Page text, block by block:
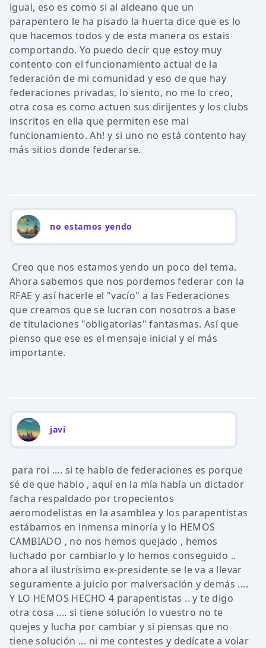
igual, eso es como si al aldeano que un
parapentero le ha pisado la huerta dice que es lo
que hacemos todos y de esta manera os estais
comportando. Yo puedo decir que estoy muy
contento con el funcionamiento actual de la
federación de mi comunidad y eso de que hay
federaciones privadas, lo siento, no me lo creo,
otra cosa es como actuen sus dirijentes y los clubs
inscritos en ella que permiten ese mal
funcionamiento. Ah! y si uno no está contento hay
más sitios donde federarse.
no estamos yendo
Creo que nos estamos yendo un poco del tema.
Ahora sabemos que nos pordemos federar con la
RFAE y así hacerle el "vacío" a las Federaciones
que creamos que se lucran con nosotros a base
de titulaciones "obligatorias" fantasmas. Así que
pienso que ese es el mensaje inicial y el más
importante.
javi
para roi .... si te hablo de federaciones es porque
sé de que hablo , aquí en la mía había un dictador
facha respaldado por tropecientos
aeromodelistas en la asamblea y los parapentistas
estábamos en inmensa minoría y lo HEMOS
CAMBIADO , no nos hemos quejado , hemos
luchado por cambiarlo y lo hemos conseguido ..
ahora al ilustrísimo ex-presidente se le va a llevar
seguramente a juicio por malversación y demás ....
Y LO HEMOS HECHO 4 parapentistas .. y te digo
otra cosa .... si tiene solución lo vuestro no te
quejes y lucha por cambiar y si piensas que no
tiene solución ... ni me contestes y dedícate a volar